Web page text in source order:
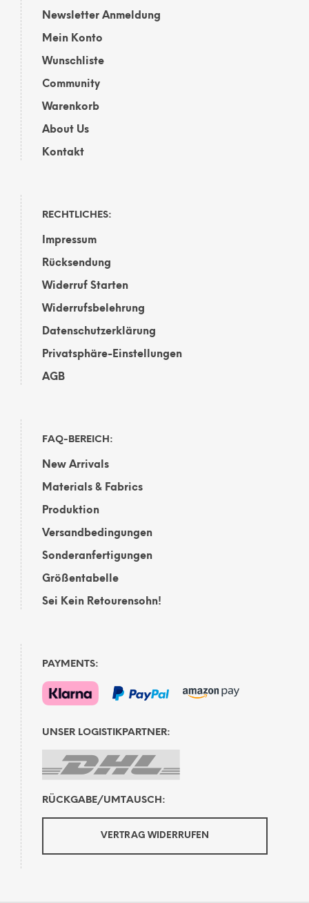
Newsletter Anmeldung
Mein Konto
Wunschliste
Community
Warenkorb
About Us
Kontakt
RECHTLICHES:
Impressum
Rücksendung
Widerruf Starten
Widerrufsbelehrung
Datenschutzerklärung
Privatsphäre-Einstellungen
AGB
FAQ-BEREICH:
New Arrivals
Materials & Fabrics
Produktion
Versandbedingungen
Sonderanfertigungen
Größentabelle
Sei Kein Retourensohn!
PAYMENTS:
UNSER LOGISTIKPARTNER:
RÜCKGABE/UMTAUSCH:
VERTRAG WIDERRUFEN